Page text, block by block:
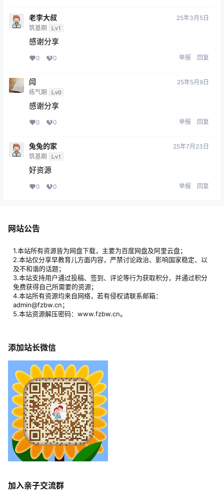
老李大叔
筑基期 Lv1
25年3月5日
感谢分享
0 0 举报 回复
闫
练气期 Lv0
25年5月9日
感谢分享
0 0 举报 回复
兔兔的家
筑基期 Lv1
25年7月23日
好资源
0 0 举报 回复
网站公告
1.本站所有资源皆为网盘下载，主要为百度网盘及阿里云盘；
2.本站仅分享早教育儿方面内容，严禁讨论政治、影响国家稳定、以
及不和谐的话题；
3.本站支持用户通过投稿、签到、评论等行为获取积分，并通过积分
免费获得自己所需要的资源；
4.本站所有资源均来自网络，若有侵权请联系邮箱：
admin@fzbw.cn；
5.本站资源解压密码：www.fzbw.cn。
添加站长微信
加入亲子交流群